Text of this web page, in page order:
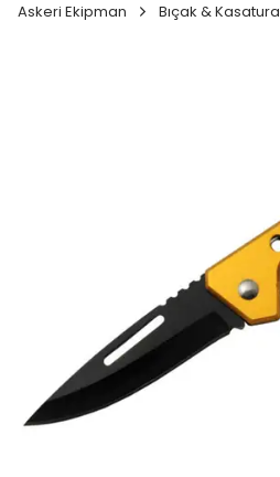
Askeri Ekipman Bıçak & Kasatura